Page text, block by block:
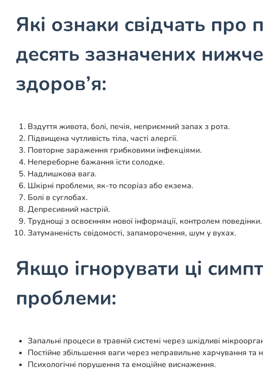
Які ознаки свідчать
десять зазначених
здоров’я:
Вздуття живота, болі, печія, неприємний запах з рота.
Підвищена чутливість тіла, часті алергії.
Повторне зараження грибковими інфекціями.
Непереборне бажання їсти солодке.
Надлишкова вага.
Шкірні проблеми, як-то псоріаз або екзема.
Болі в суглобах.
Депресивний настрій.
Труднощі з освоєнням нової інформації, контролем поведінки.
Затуманеність свідомості, запаморочення, шум у вухах.
Якщо ігнорувати ці
проблеми:
Запальні процеси в травній системі через шкідливі
Постійне збільшення ваги через неправильне харчування та
Психологічні порушення та емоційне виснаження.